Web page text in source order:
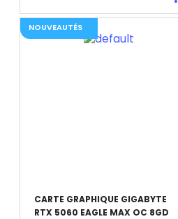
CARTE GRAPHIQUE GIGABYTE
RTX 5060 EAGLE MAX OC 8GD
NOUVEAUTÉS